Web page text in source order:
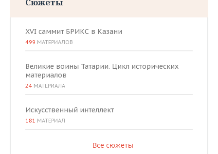
XVI саммит БРИКС в Казани
499 МАТЕРИАЛОВ
Великие воины Татарии. Цикл исторических
материалов
24 МАТЕРИАЛА
Искусственный интеллект
181 МАТЕРИАЛ
Все сюжеты